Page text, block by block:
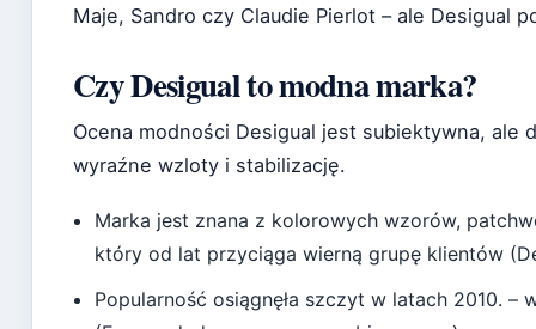
Maje, Sandro czy Claudie Pierlot – ale Desigual
Czy Desigual to modna marka?
Ocena modności Desigual jest subiektywna, ale
wyraźne wzloty i stabilizację.
Marka jest znana z kolorowych wzorów,
który od lat przyciąga wierną grupę klientów
Popularność osiągnęła szczyt w latach 2010.